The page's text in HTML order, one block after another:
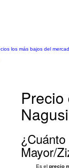
los más bajos del
Mayor/
Es el precio